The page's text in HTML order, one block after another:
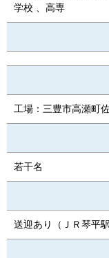
学校 、高専
工場：三豊市高瀬町
若干名
送迎あり（ＪＲ琴平